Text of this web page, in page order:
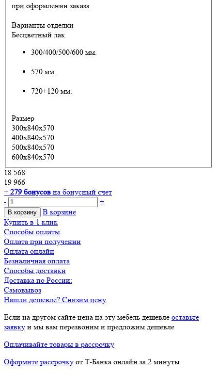
при оформлении заказа.
Варианты отделки
Бесцветный лак
300/400/500/600 мм.
570 мм.
720+120 мм.
Размер
300x840x570
400x840x570
500x840x570
600x840x570
18 568
19 966
+ 279 бонусов на бонусный счет
-
+
В корзину
В корзине
Купить в 1 клик
Способы оплаты
Оплата при получении
Оплата онлайн
Безналичная оплата
Способы доставки
Доставка по России:
Самовывоз
Нашли дешевле? Снизим цену
Если на другом сайте цена на эту мебель дешевле оставьте
заявку и мы вам перезвоним и предложим дешевле
Оплачивайте товары в рассрочку
Оформите рассрочку от Т-Банка онлайн за 2 минуты